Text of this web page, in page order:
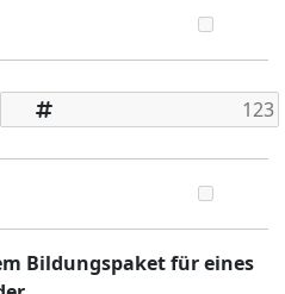
Bildungspaket für eines